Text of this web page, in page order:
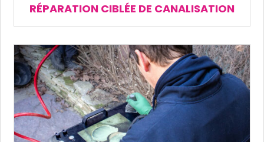
RÉPARATION CIBLÉE DE CANALISATION